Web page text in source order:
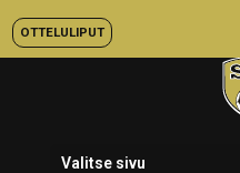
OTTELULIPUT
Valitse sivu